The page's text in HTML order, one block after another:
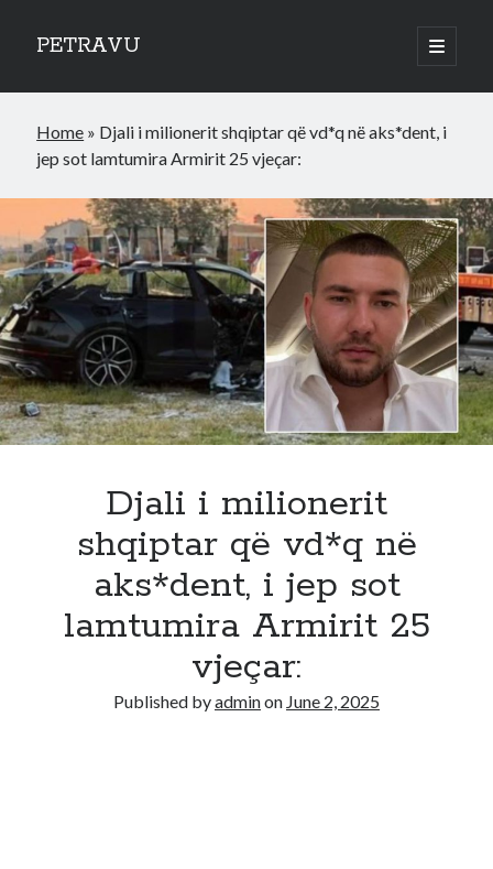
PETRAVU
open
primary
Sidebar
Bank
Credit Cards
Home » Djali i milionerit shqiptar që vd*q në aks*dent, i
jep sot lamtumira Armirit 25 vjeçar:
Djali i milionerit
shqiptar që vd*q në
aks*dent, i jep sot
lamtumira Armirit 25
vjeçar:
Published byadminon June 2, 2025